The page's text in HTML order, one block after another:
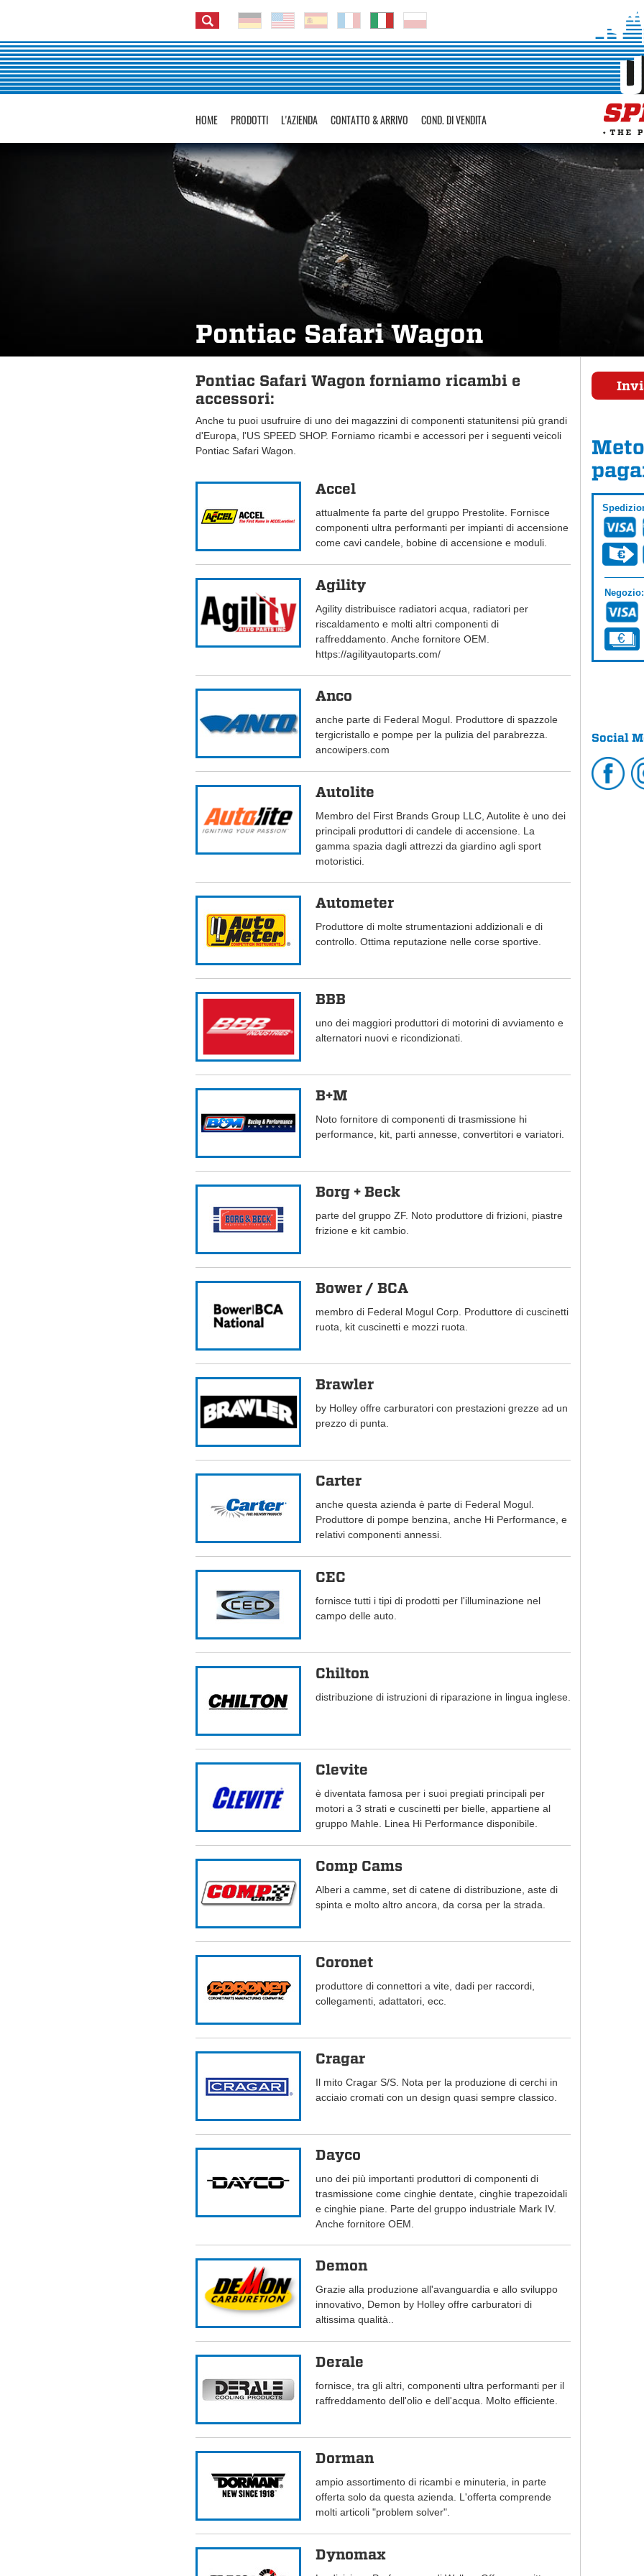
HOME PRODOTTI L'AZIENDA CONTATTO & ARRIVO COND. DI VENDITA
Pontiac Safari Wagon
Pontiac Safari Wagon forniamo ricambi e
accessori:
Anche tu puoi usufruire di uno dei magazzini di componenti statunitensi più grandi
d'Europa, l'US SPEED SHOP. Forniamo ricambi e accessori per i seguenti veicoli
Pontiac Safari Wagon.
Accel
attualmente fa parte del gruppo Prestolite. Fornisce
componenti ultra performanti per impianti di accensione
come cavi candele, bobine di accensione e moduli.
Agility
Agility distribuisce radiatori acqua, radiatori per
riscaldamento e molti altri componenti di
raffreddamento. Anche fornitore OEM.
https://agilityautoparts.com/
Anco
anche parte di Federal Mogul. Produttore di spazzole
tergicristallo e pompe per la pulizia del parabrezza.
ancowipers.com
Autolite
Membro del First Brands Group LLC, Autolite è uno dei
principali produttori di candele di accensione. La
gamma spazia dagli attrezzi da giardino agli sport
motoristici.
Autometer
Produttore di molte strumentazioni addizionali e di
controllo. Ottima reputazione nelle corse sportive.
BBB
uno dei maggiori produttori di motorini di avviamento e
alternatori nuovi e ricondizionati.
B+M
Noto fornitore di componenti di trasmissione hi
performance, kit, parti annesse, convertitori e variatori.
Borg + Beck
parte del gruppo ZF. Noto produttore di frizioni, piastre
frizione e kit cambio.
Bower / BCA
membro di Federal Mogul Corp. Produttore di cuscinetti
ruota, kit cuscinetti e mozzi ruota.
Brawler
by Holley offre carburatori con prestazioni grezze ad un
prezzo di punta.
Carter
anche questa azienda è parte di Federal Mogul.
Produttore di pompe benzina, anche Hi Performance, e
relativi componenti annessi.
CEC
fornisce tutti i tipi di prodotti per l'illuminazione nel
campo delle auto.
Chilton
distribuzione di istruzioni di riparazione in lingua inglese.
Clevite
è diventata famosa per i suoi pregiati principali per
motori a 3 strati e cuscinetti per bielle, appartiene al
gruppo Mahle. Linea Hi Performance disponibile.
Comp Cams
Alberi a camme, set di catene di distribuzione, aste di
spinta e molto altro ancora, da corsa per la strada.
Coronet
produttore di connettori a vite, dadi per raccordi,
collegamenti, adattatori, ecc.
Cragar
Il mito Cragar S/S. Nota per la produzione di cerchi in
acciaio cromati con un design quasi sempre classico.
Dayco
uno dei più importanti produttori di componenti di
trasmissione come cinghie dentate, cinghie trapezoidali
e cinghie piane. Parte del gruppo industriale Mark IV.
Anche fornitore OEM.
Demon
Grazie alla produzione all'avanguardia e allo sviluppo
innovativo, Demon by Holley offre carburatori di
altissima qualità..
Derale
fornisce, tra gli altri, componenti ultra performanti per il
raffreddamento dell'olio e dell'acqua. Molto efficiente.
Dorman
ampio assortimento di ricambi e minuteria, in parte
offerta solo da questa azienda. L'offerta comprende
molti articoli "problem solver".
Dynomax
Negozio:
Social